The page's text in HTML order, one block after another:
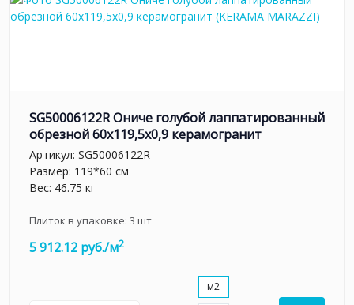
SG50006122R Ониче голубой лаппатированный
обрезной 60x119,5x0,9 керамогранит
Артикул: SG50006122R
Размер: 119*60 см
Вес: 46.75 кг
Плиток в упаковке: 3 шт
5 912.12 руб./м2
м2